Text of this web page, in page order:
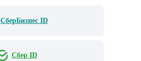
СберБизнес ID
Сбер ID